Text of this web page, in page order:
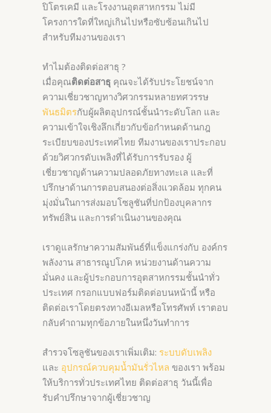
ปิโตรเคมี และโรงงานอุตสาหกรรม ไม่มี
โครงการใดที่ใหญ่เกินไปหรือซับซ้อนเกินไป
สำหรับทีมงานของเรา
ทำไมต้องติดต่อสาธุ ?
เมื่อคุณติดต่อสาธุ คุณจะได้รับประโยชน์จาก
ความเชี่ยวชาญทางวิศวกรรมหลายทศวรรษ
พันธมิตรกับผู้ผลิตอุปกรณ์ชั้นนำระดับโลก และ
ความเข้าใจเชิงลึกเกี่ยวกับข้อกำหนดด้านกฎ
ระเบียบของประเทศไทย ทีมงานของเราประกอบ
ด้วยวิศวกรดับเพลิงที่ได้รับการรับรอง ผู้
เชี่ยวชาญด้านความปลอดภัยทางทะเล และที่
ปรึกษาด้านการตอบสนองต่อสิ่งแวดล้อม ทุกคน
มุ่งมั่นในการส่งมอบโซลูชันที่ปกป้องบุคลากร
ทรัพย์สิน และการดำเนินงานของคุณ
เราดูแลรักษาความสัมพันธ์ที่แข็งแกร่งกับ องค์กร
พลังงาน สาธารณูปโภค หน่วยงานด้านความ
มั่นคง และผู้ประกอบการอุตสาหกรรมชั้นนำทั่ว
ประเทศ กรอกแบบฟอร์มติดต่อบนหน้านี้ หรือ
ติดต่อเราโดยตรงทางอีเมลหรือโทรศัพท์ เราตอบ
กลับคำถามทุกข้อภายในหนึ่งวันทำการ
สำรวจโซลูชันของเราเพิ่มเติม: ระบบดับเพลิง
และ อุปกรณ์ควบคุมน้ำมันรั่วไหล ของเรา พร้อม
ให้บริการทั่วประเทศไทย ติดต่อสาธุ วันนี้เพื่อ
รับคำปรึกษาจากผู้เชี่ยวชาญ